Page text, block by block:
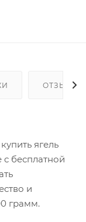
ОТЗЫВЫ
ягель
бесплатной
и
грамм.